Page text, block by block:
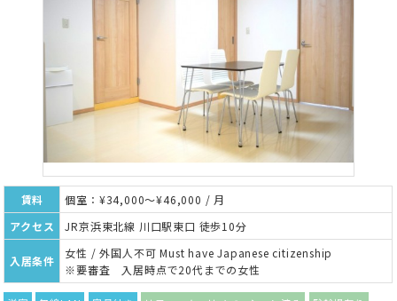
賃料
個室：¥34,000～¥46,000 / 月
アクセス
JR京浜東北線 川口駅東口 徒歩10分
入居条件
女性 / 外国人不可 Must have Japanese citizenship
※要審査 入居時点で20代までの女性